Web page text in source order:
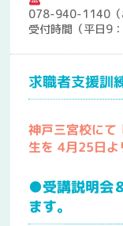
078-940-1140（
受付時間（平日9
求職者支援訓
神戸三宮校にて
生を 4月25日
●受講説明会
ます。